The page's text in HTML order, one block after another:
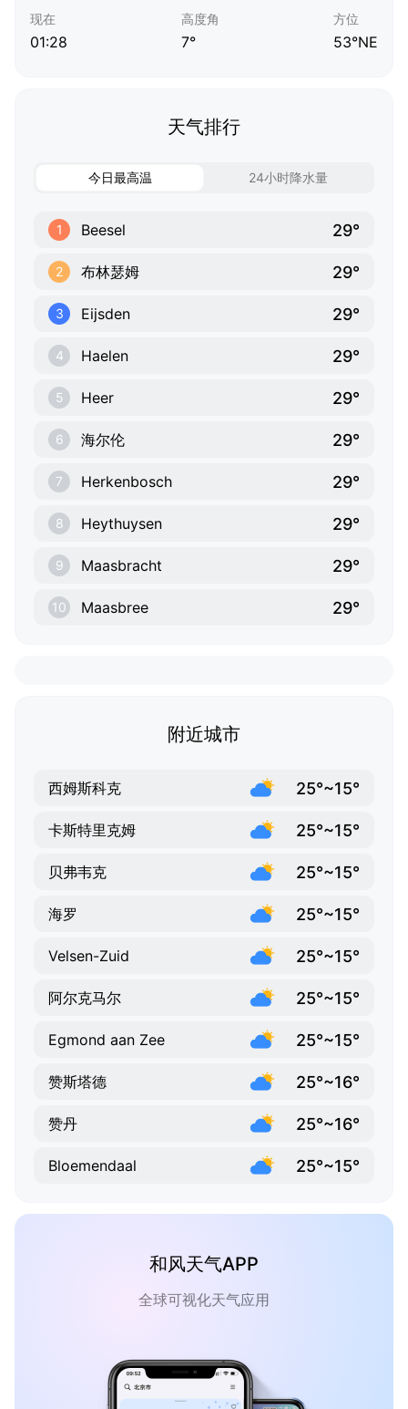
现在
01:28
高度角
7°
方位
53°NE
天气排行
今日最高温 24小时降水量
1 Beesel 29°
2 布林瑟姆 29°
3 Eijsden 29°
4 Haelen 29°
5 Heer 29°
6 海尔伦 29°
7 Herkenbosch 29°
8 Heythuysen 29°
9 Maasbracht 29°
10 Maasbree 29°
附近城市
西姆斯科克 25°~15°
卡斯特里克姆 25°~15°
贝弗韦克 25°~15°
海罗 25°~15°
Velsen-Zuid 25°~15°
阿尔克马尔 25°~15°
Egmond aan Zee 25°~15°
赞斯塔德 25°~16°
赞丹 25°~16°
Bloemendaal 25°~15°
和风天气APP
全球可视化天气应用